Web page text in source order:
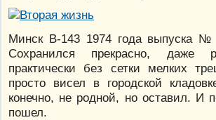
Минск В-143 1974 года выпуска
Сохранился прекрасно, даже
практически без сетки мелких
просто висел в городской
конечно, не родной, но оставил. И
пошел.